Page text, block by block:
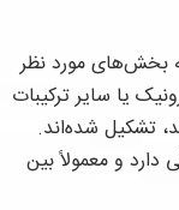
به بخش‌های مورد نظر
یا سایر ترکیبات
تشکیل شده‌اند.
دارد و معمولاً بین